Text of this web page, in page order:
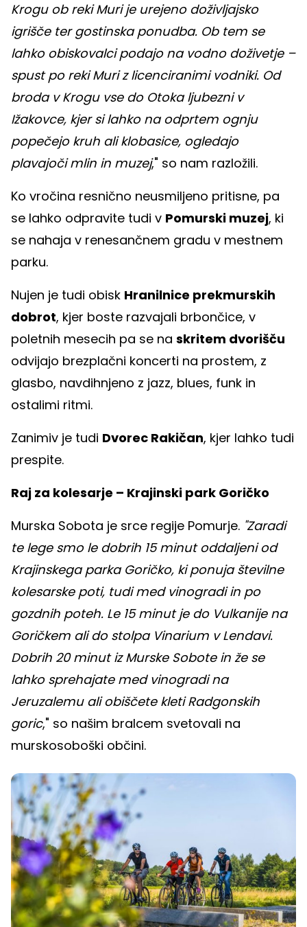
Krogu ob reki Muri je urejeno doživljajsko
igrišče ter gostinska ponudba. Ob tem se
lahko obiskovalci podajo na vodno doživetje –
spust po reki Muri z licenciranimi vodniki. Od
broda v Krogu vse do Otoka ljubezni v
Ižakovce, kjer si lahko na odprtem ognju
popečejo kruh ali klobasice, ogledajo
plavajoči mlin in muzej," so nam razložili.
Ko vročina resnično neusmiljeno pritisne, pa
se lahko odpravite tudi v Pomurski muzej, ki
se nahaja v renesančnem gradu v mestnem
parku.
Nujen je tudi obisk Hranilnice prekmurskih
dobrot, kjer boste razvajali brbončice, v
poletnih mesecih pa se na skritem dvorišču
odvijajo brezplačni koncerti na prostem, z
glasbo, navdihnjeno z jazz, blues, funk in
ostalimi ritmi.
Zanimiv je tudi Dvorec Rakičan, kjer lahko tudi
prespite.
Raj za kolesarje – Krajinski park Goričko
Murska Sobota je srce regije Pomurje. "Zaradi
te lege smo le dobrih 15 minut oddaljeni od
Krajinskega parka Goričko, ki ponuja številne
kolesarske poti, tudi med vinogradi in po
gozdnih poteh. Le 15 minut je do Vulkanije na
Goričkem ali do stolpa Vinarium v Lendavi.
Dobrih 20 minut iz Murske Sobote in že se
lahko sprehajate med vinogradi na
Jeruzalemu ali obiščete kleti Radgonskih
goric," so našim bralcem svetovali na
murskosoboški občini.